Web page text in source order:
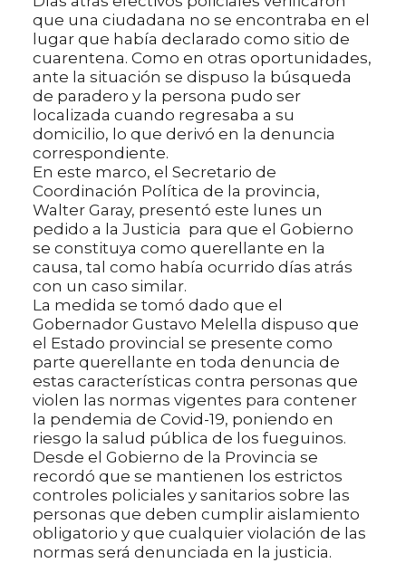
que una ciudadana no se encontraba en el
lugar que había declarado como sitio de
cuarentena. Como en otras oportunidades,
ante la situación se dispuso la búsqueda
de paradero y la persona pudo ser
localizada cuando regresaba a su
domicilio, lo que derivó en la denuncia
correspondiente.
En este marco, el Secretario de
Coordinación Política de la provincia,
Walter Garay, presentó este lunes un
pedido a la Justicia para que el Gobierno
se constituya como querellante en la
causa, tal como había ocurrido días atrás
con un caso similar.
La medida se tomó dado que el
Gobernador Gustavo Melella dispuso que
el Estado provincial se presente como
parte querellante en toda denuncia de
estas características contra personas que
violen las normas vigentes para contener
la pendemia de Covid-19, poniendo en
riesgo la salud pública de los fueguinos.
Desde el Gobierno de la Provincia se
recordó que se mantienen los estrictos
controles policiales y sanitarios sobre las
personas que deben cumplir aislamiento
obligatorio y que cualquier violación de las
normas será denunciada en la justicia.